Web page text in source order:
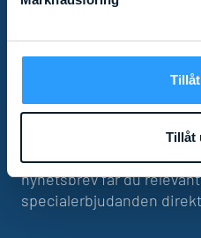
Tillåt
Missa inga nyheter! Som
nyhetsbrev får du
specialerbjudanden